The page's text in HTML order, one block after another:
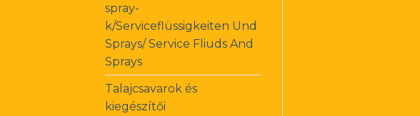
spray-
k/Serviceflüssigkeiten Und
Sprays/ Service Fliuds And
Sprays
Talajcsavarok és
kiegészítői